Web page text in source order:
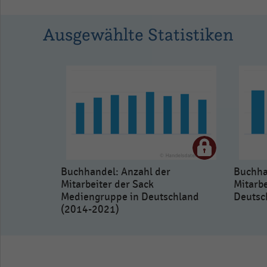
data
Ausgewählte Statistiken
Buchhandel: Anzahl der
Mitarbeiter der Sack
Mediengruppe in Deutschland
(2014-2021)